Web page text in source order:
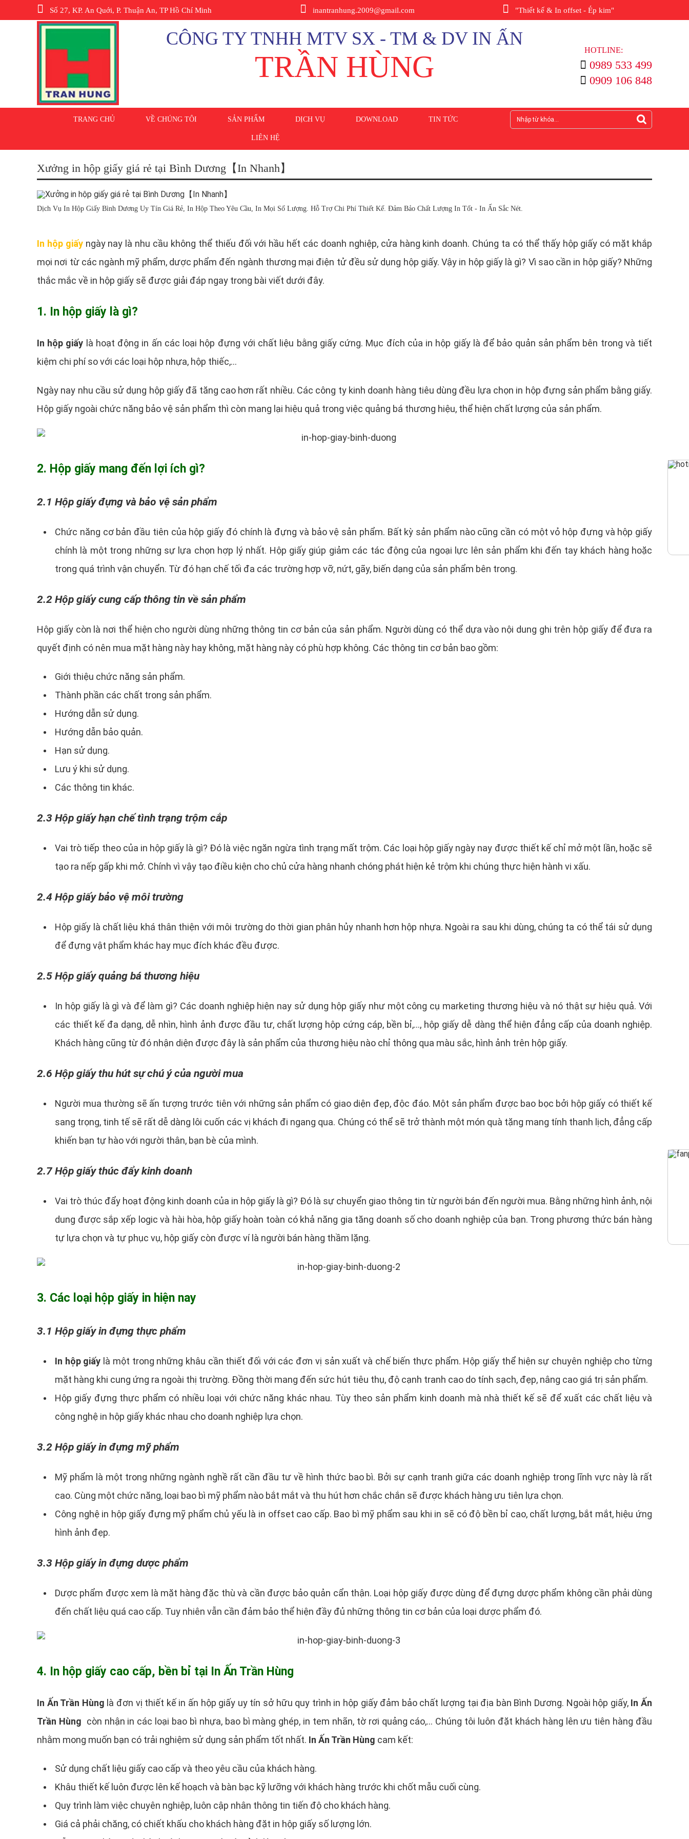
Số 27, KP. An Quới, P. Thuận An, TP Hồ Chí Minh inantranhung.2009@gmail.com "Thiết kế & In offset - Ép kim"
CÔNG TY TNHH MTV SX - TM & DV IN ẤN
TRẦN HÙNG HOTLINE:
0989 533 499
0909 106 848
TRANG CHỦ VỀ CHÚNG TÔI SẢN PHẨM DỊCH VỤ DOWNLOAD TIN TỨC
LIÊN HỆ
Xưởng in hộp giấy giá rẻ tại Bình Dương【In Nhanh】
Dịch Vụ In Hộp Giấy Bình Dương Uy Tín Giá Rẻ, In Hộp Theo Yêu Cầu, In Mọi Số Lượng. Hỗ Trợ Chi Phí Thiết Kế. Đảm Bảo Chất Lượng In Tốt - In Ấn Sắc Nét.
In hộp giấyngày nay là nhu cầu không thể thiếu đối với hầu hết các doanh nghiệp, cửa hàng kinh doanh. Chúng ta có thể thấy hộp giấy có mặt khắp
mọi nơi từ các ngành mỹ phẩm, dược phẩm đến ngành thương mại điện tử đều sử dụng hộp giấy. Vậy in hộp giấy là gì? Vì sao cần in hộp giấy? Những
thắc mắc về in hộp giấy sẽ được giải đáp ngay trong bài viết dưới đây.
1. In hộp giấy là gì?
In hộp giấy là hoạt động in ấn các loại hộp đựng với chất liệu bằng giấy cứng. Mục đích của in hộp giấy là để bảo quản sản phẩm bên trong và tiết
kiệm chi phí so với các loại hộp nhựa, hộp thiếc,…
Ngày nay nhu cầu sử dụng hộp giấy đã tăng cao hơn rất nhiều. Các công ty kinh doanh hàng tiêu dùng đều lựa chọn in hộp đựng sản phẩm bằng giấy.
Hộp giấy ngoài chức năng bảo vệ sản phẩm thì còn mang lại hiệu quả trong việc quảng bá thương hiệu, thể hiện chất lượng của sản phẩm.
2. Hộp giấy mang đến lợi ích gì?
2.1 Hộp giấy đựng và bảo vệ sản phẩm
Chức năng cơ bản đầu tiên của hộp giấy đó chính là đựng và bảo vệ sản phẩm. Bất kỳ sản phẩm nào cũng cần có một vỏ hộp đựng và hộp giấy
chính là một trong những sự lựa chọn hợp lý nhất. Hộp giấy giúp giảm các tác động của ngoại lực lên sản phẩm khi đến tay khách hàng hoặc
trong quá trình vận chuyển. Từ đó hạn chế tối đa các trường hợp vỡ, nứt, gãy, biến dạng của sản phẩm bên trong.
2.2 Hộp giấy cung cấp thông tin về sản phẩm
Hộp giấy còn là nơi thể hiện cho người dùng những thông tin cơ bản của sản phẩm. Người dùng có thể dựa vào nội dung ghi trên hộp giấy để đưa ra
quyết định có nên mua mặt hàng này hay không, mặt hàng này có phù hợp không. Các thông tin cơ bản bao gồm:
Giới thiệu chức năng sản phẩm.
Thành phần các chất trong sản phẩm.
Hướng dẫn sử dụng.
Hướng dẫn bảo quản.
Hạn sử dụng.
Lưu ý khi sử dụng.
Các thông tin khác.
2.3 Hộp giấy hạn chế tình trạng trộm cắp
Vai trò tiếp theo của in hộp giấy là gì? Đó là việc ngăn ngừa tình trạng mất trộm. Các loại hộp giấy ngày nay được thiết kế chỉ mở một lần, hoặc sẽ
tạo ra nếp gấp khi mở. Chính vì vậy tạo điều kiện cho chủ cửa hàng nhanh chóng phát hiện kẻ trộm khi chúng thực hiện hành vi xấu.
2.4 Hộp giấy bảo vệ môi trường
Hộp giấy là chất liệu khá thân thiện với môi trường do thời gian phân hủy nhanh hơn hộp nhựa. Ngoài ra sau khi dùng, chúng ta có thể tái sử dụng
để đựng vật phẩm khác hay mục đích khác đều được.
2.5 Hộp giấy quảng bá thương hiệu
In hộp giấy là gì và để làm gì? Các doanh nghiệp hiện nay sử dụng hộp giấy như một công cụ marketing thương hiệu và nó thật sự hiệu quả. Với
các thiết kế đa dạng, dễ nhìn, hình ảnh được đầu tư, chất lượng hộp cứng cáp, bền bỉ,…, hộp giấy dễ dàng thể hiện đẳng cấp của doanh nghiệp.
Khách hàng cũng từ đó nhận diện được đây là sản phẩm của thương hiệu nào chỉ thông qua màu sắc, hình ảnh trên hộp giấy.
2.6 Hộp giấy thu hút sự chú ý của người mua
Người mua thường sẽ ấn tượng trước tiên với những sản phẩm có giao diện đẹp, độc đáo. Một sản phẩm được bao bọc bởi hộp giấy có thiết kế
sang trọng, tinh tế sẽ rất dễ dàng lôi cuốn các vị khách đi ngang qua. Chúng có thể sẽ trở thành một món quà tặng mang tính thanh lịch, đẳng cấp
khiến bạn tự hào với người thân, bạn bè của mình.
2.7 Hộp giấy thúc đẩy kinh doanh
Vai trò thúc đẩy hoạt động kinh doanh của in hộp giấy là gì? Đó là sự chuyển giao thông tin từ người bán đến người mua. Bằng những hình ảnh, nội
dung được sắp xếp logic và hài hòa, hộp giấy hoàn toàn có khả năng gia tăng doanh số cho doanh nghiệp của bạn. Trong phương thức bán hàng
tự lựa chọn và tự phục vụ, hộp giấy còn được ví là người bán hàng thầm lặng.
3. Các loại hộp giấy in hiện nay
3.1 Hộp giấy in đựng thực phẩm
In hộp giấy là một trong những khâu cần thiết đối với các đơn vị sản xuất và chế biến thực phẩm. Hộp giấy thể hiện sự chuyên nghiệp cho từng
mặt hàng khi cung ứng ra ngoài thị trường. Đồng thời mang đến sức hút tiêu thụ, độ cạnh tranh cao do tính sạch, đẹp, nâng cao giá trị sản phẩm.
Hộp giấy đựng thực phẩm có nhiều loại với chức năng khác nhau. Tùy theo sản phẩm kinh doanh mà nhà thiết kế sẽ để xuất các chất liệu và
công nghệ in hộp giấy khác nhau cho doanh nghiệp lựa chọn.
3.2 Hộp giấy in đựng mỹ phẩm
Mỹ phẩm là một trong những ngành nghề rất cần đầu tư về hình thức bao bì. Bởi sự cạnh tranh giữa các doanh nghiệp trong lĩnh vực này là rất
cao. Cùng một chức năng, loại bao bì mỹ phẩm nào bắt mắt và thu hút hơn chắc chắn sẽ được khách hàng ưu tiên lựa chọn.
Công nghệ in hộp giấy đựng mỹ phẩm chủ yếu là in offset cao cấp. Bao bì mỹ phẩm sau khi in sẽ có độ bền bỉ cao, chất lượng, bắt mắt, hiệu ứng
hình ảnh đẹp.
3.3 Hộp giấy in đựng dược phẩm
Dược phẩm được xem là mặt hàng đặc thù và cần được bảo quản cẩn thận. Loại hộp giấy được dùng để đựng dược phẩm không cần phải dùng
đến chất liệu quá cao cấp. Tuy nhiên vẫn cần đảm bảo thể hiện đầy đủ những thông tin cơ bản của loại dược phẩm đó.
4. In hộp giấy cao cấp, bền bỉ tại In Ấn Trần Hùng
In Ấn Trần Hùng là đơn vị thiết kế in ấn hộp giấy uy tín sở hữu quy trình in hộp giấy đảm bảo chất lượng tại địa bàn Bình Dương. Ngoài hộp giấy, In Ấn
Trần Hùng còn nhận in các loại bao bì nhựa, bao bì màng ghép, in tem nhãn, tờ rơi quảng cáo,… Chúng tôi luôn đặt khách hàng lên ưu tiên hàng đầu
nhằm mong muốn bạn có trải nghiệm sử dụng sản phẩm tốt nhất. In Ấn Trần Hùng cam kết:
Sử dụng chất liệu giấy cao cấp và theo yêu cầu của khách hàng.
Khâu thiết kế luôn được lên kế hoạch và bàn bạc kỹ lưỡng với khách hàng trước khi chốt mẫu cuối cùng.
Quy trình làm việc chuyên nghiệp, luôn cập nhân thông tin tiến độ cho khách hàng.
Giá cả phải chăng, có chiết khấu cho khách hàng đặt in hộp giấy số lượng lớn.